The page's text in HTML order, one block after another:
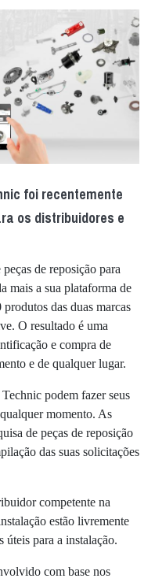
foi recentemente
os distribuidores e
de reposição para
mais a sua plataforma de
das duas marcas
O resultado é uma
e compra de
e de qualquer lugar.
podem fazer seus
momento. As
de peças de reposição
das suas solicitações
competente na
estão livremente
úteis para a instalação.
com base nos